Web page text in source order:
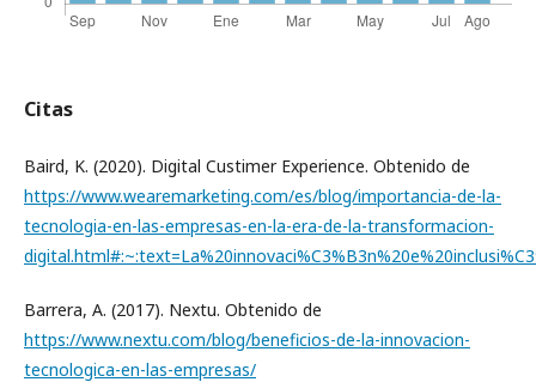
Citas
Baird, K. (2020). Digital Custimer Experience. Obtenido de
https://www.wearemarketing.com/es/blog/importancia-de-la-
tecnologia-en-las-empresas-en-la-era-de-la-transformacion-
Barrera, A. (2017). Nextu. Obtenido de
https://www.nextu.com/blog/beneficios-de-la-innovacion-
tecnologica-en-las-empresas/